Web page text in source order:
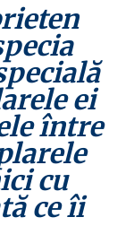
ei
între
cu
ce îi